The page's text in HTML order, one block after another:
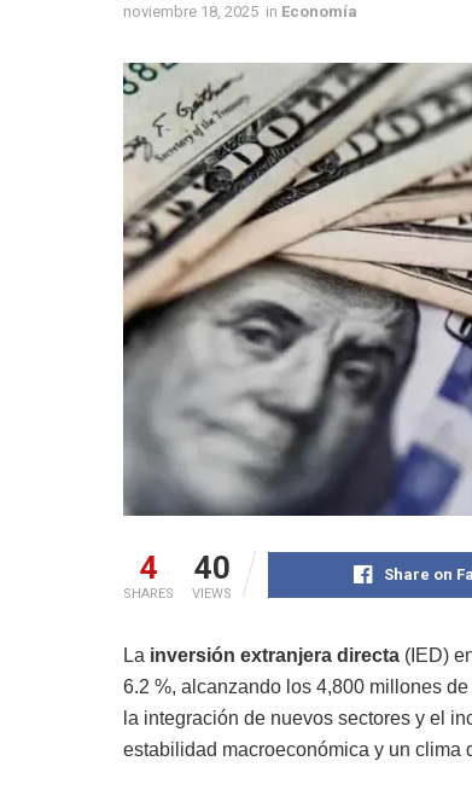
noviembre 18, 2025 in Economía
4
SHARES
40
VIEWS
Share on
La inversión extranjera directa (IED)
6.2 %, alcanzando los 4,800 millones
la integración de nuevos sectores y el
estabilidad macroeconómica y un clima